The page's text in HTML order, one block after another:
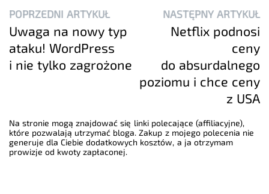
POPRZEDNI ARTYKUŁ
Uwaga na nowy typ
ataku! WordPress
i nie tylko zagrożone
NASTĘPNY ARTYKUŁ
Netflix podnosi
ceny
do absurdalnego
poziomu i chce ceny
z USA
Na stronie mogą znajdować się linki polecające (affiliacyjne),
które pozwalają utrzymać bloga. Zakup z mojego polecenia nie
generuje dla Ciebie dodatkowych kosztów, a ja otrzymam
prowizje od kwoty zapłaconej.